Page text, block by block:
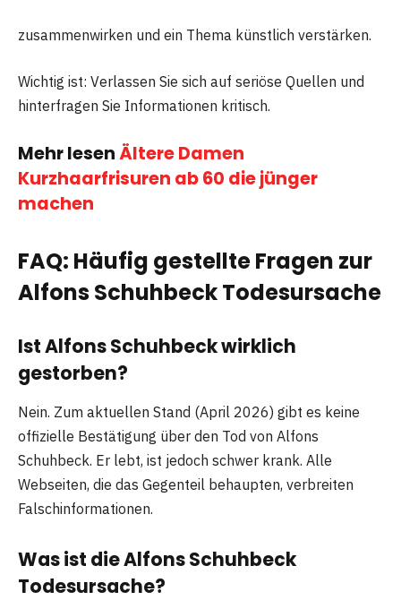
zusammenwirken und ein Thema künstlich verstärken.
Wichtig ist: Verlassen Sie sich auf seriöse Quellen und
hinterfragen Sie Informationen kritisch.
Mehr lesenÄltere Damen
Kurzhaarfrisuren ab 60 die jünger
machen
FAQ: Häufig gestellte Fragen zur
Alfons Schuhbeck Todesursache
Ist Alfons Schuhbeck wirklich
gestorben?
Nein. Zum aktuellen Stand (April 2026) gibt es keine
offizielle Bestätigung über den Tod von Alfons
Schuhbeck. Er lebt, ist jedoch schwer krank. Alle
Webseiten, die das Gegenteil behaupten, verbreiten
Falschinformationen.
Was ist die Alfons Schuhbeck
Todesursache?